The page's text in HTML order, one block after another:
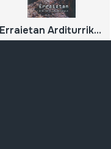
Erraietan Arditurriko meategia